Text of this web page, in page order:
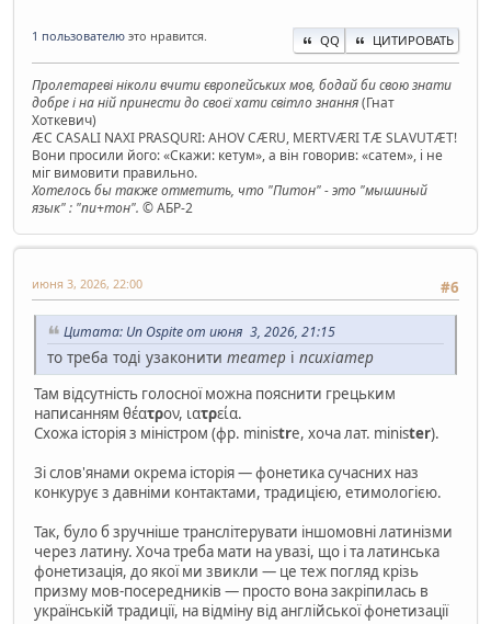
1 пользователю это нравится. QQ ЦИТИРОВАТЬ
Пролетареві ніколи вчити європейських мов, бодай би свою знати
добре і на ній принести до своєї хати світло знання(Гнат
Хоткевич)
ÆC CASALI NAXI PRASQURI: AHOV CÆRU, MERTVÆRI TÆ SLAVUTÆT!
Вони просили його: «Скажи: кетум», а він говорив: «сатем», і не
міг вимовити правильно.
Хотелось бы также отметить, что "Питон" - это "мышиный
язык" : "пи+тон". © АБР-2
#6
июня 3, 2026, 22:00
Цитата: Un Ospite от июня 3, 2026, 21:15
то треба тоді узаконити театер і психіатер
Там відсутність голосної можна пояснити грецьким
написанням θέατρον, ιατρεία.
Схожа історія з міністром (фр. ministre, хоча лат. minister).
Зі слов'янами окрема історія — фонетика сучасних наз
конкурує з давніми контактами, традицією, етимологією.
Так, було б зручніше транслітерувати іншомовні латинізми
через латину. Хоча треба мати на увазі, що і та латинська
фонетизація, до якої ми звикли — це теж погляд крізь
призму мов-посередників — просто вона закріпилась в
українській традиції, на відміну від англійської фонетизації